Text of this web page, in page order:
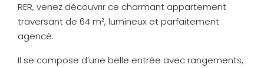
RER, venez découvrir ce charmant appartement
traversant de 64 m², lumineux et parfaitement
agencé.
Il se compose d’une belle entrée avec rangements,